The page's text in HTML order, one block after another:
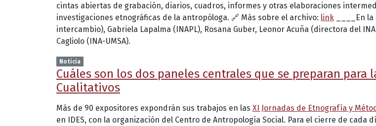
cintas abiertas de grabación, diarios, cuadros, informes y otras elaboraciones
investigaciones etnográficas de la antropóloga. 🔗 Más sobre el archivo: link ____En
intercambio), Gabriela Lapalma (INAPL), Rosana Guber, Leonor Acuña (directora del
Cagliolo (INA-UMSA).
Noticia
Cuáles son los dos paneles centrales que se preparan para
Cualitativos
Más de 90 expositores expondrán sus trabajos en las XI Jornadas de Etnografía y
en IDES, con la organización del Centro de Antropología Social. Para el cierre de cada